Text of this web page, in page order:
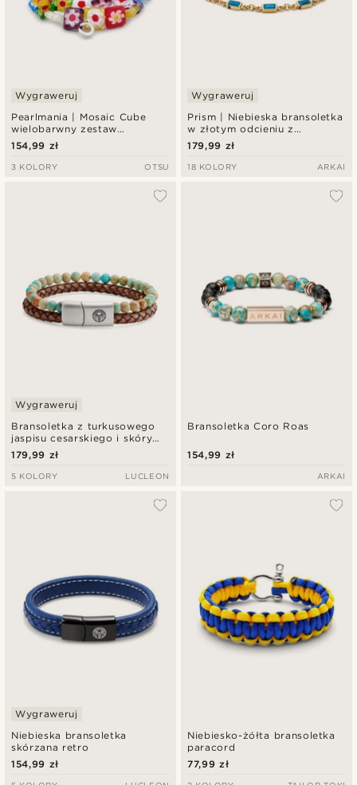
Pearlmania | Mosaic Cube
wielobarwny zestaw
bransoletek ze szklanych
koralików
Wygraweruj
154,99 zł
3 KOLORY OTSU
Prism | Niebieska bransoletka
w złotym odcieniu z
kryształowego szkła
Wygraweruj
179,99 zł
18 KOLORY ARKAI
Bransoletka z turkusowego
jaspisu cesarskiego i skóry
vintage Icon
Wygraweruj
179,99 zł
5 KOLORY LUCLEON
Bransoletka Coro Roas
154,99 zł
ARKAI
Niebieska bransoletka
skórzana retro
Wygraweruj
154,99 zł
Niebiesko-żółta bransoletka
paracord
77,99 zł